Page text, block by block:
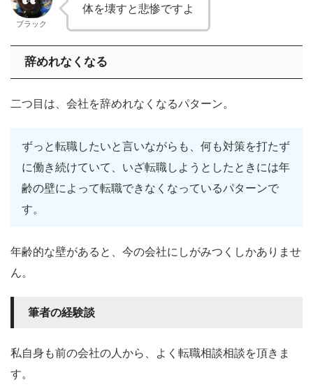
ブラック
体を壊すと悲惨ですよ
辞めれなくなる
二つ目は、会社を辞めれなくなるパターン。
ずっと転職したいと言いながらも、何も対策を打たず
に働き続けていて、いざ転職しようとしたときには年
齢の壁によって転職できなくなっているパターンで
す。
年齢的な壁があると、今の会社にしがみつくしかありませ
ん。
筆者の経験談
私自身も前の会社の人から、よく転職相談相談を頂きま
す。